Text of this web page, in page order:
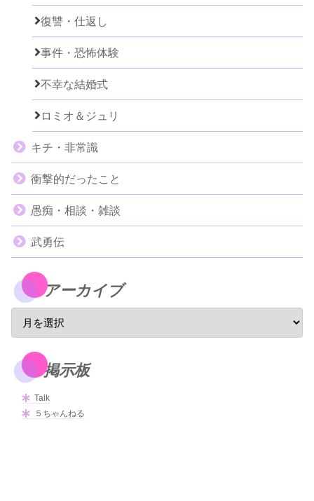
復讐・仕返し
事件・恐怖体験
不幸な結婚式
ロミオ＆ジュリ
キチ・非常識
衝撃的だったこと
愚痴・相談・雑談
武勇伝
アーカイブ
掲示板
Talk
５ちゃんねる